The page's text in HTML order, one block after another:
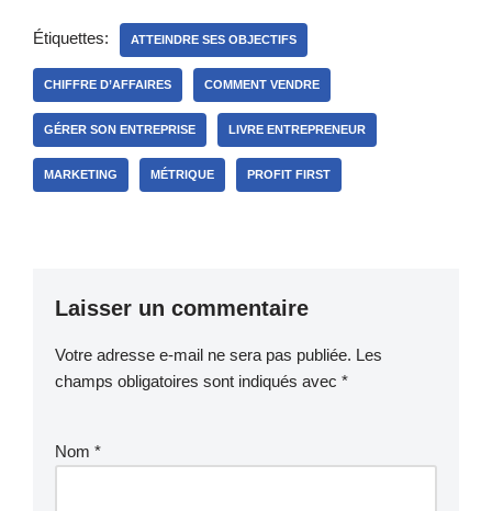
Étiquettes: ATTEINDRE SES OBJECTIFS
CHIFFRE D’AFFAIRES COMMENT VENDRE
GÉRER SON ENTREPRISE LIVRE ENTREPRENEUR
MARKETING MÉTRIQUE PROFIT FIRST
Laisser un commentaire
Votre adresse e-mail ne sera pas publiée. Les
champs obligatoires sont indiqués avec *
Nom *